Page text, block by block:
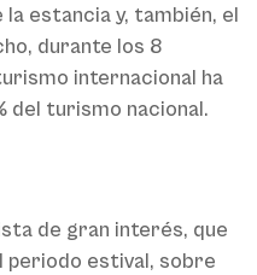
estancia y, también, el
durante los 8
internacional ha
del turismo nacional.
de gran interés, que
periodo estival, sobre